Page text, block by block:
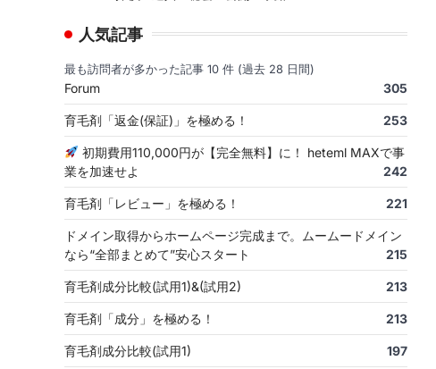
人気記事
最も訪問者が多かった記事 10 件 (過去 28 日間)
Forum 305
育毛剤「返金(保証)」を極める！ 253
初期費用110,000円が【完全無料】に！ heteml MAXで事
業を加速せよ
242
育毛剤「レビュー」を極める！ 221
ドメイン取得からホームページ完成まで。ムームードメイン
なら“全部まとめて”安心スタート
215
育毛剤成分比較(試用1)&(試用2) 213
育毛剤「成分」を極める！ 213
育毛剤成分比較(試用1) 197